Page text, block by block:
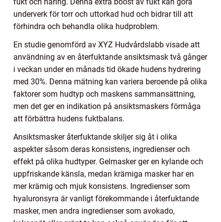
underverk för torr och uttorkad hud och bidrar till att
förhindra och behandla olika hudproblem.
En studie genomförd av XYZ Hudvårdslabb visade att
användning av en återfuktande ansiktsmask två gånger
i veckan under en månads tid ökade hudens hydrering
med 30%. Denna mätning kan variera beroende på olika
faktorer som hudtyp och maskens sammansättning,
men det ger en indikation på ansiktsmaskers förmåga
att förbättra hudens fuktbalans.
Ansiktsmasker återfuktande skiljer sig åt i olika
aspekter såsom deras konsistens, ingredienser och
effekt på olika hudtyper. Gelmasker ger en kylande och
uppfriskande känsla, medan krämiga masker har en
mer krämig och mjuk konsistens. Ingredienser som
hyaluronsyra är vanligt förekommande i återfuktande
masker, men andra ingredienser som avokado,